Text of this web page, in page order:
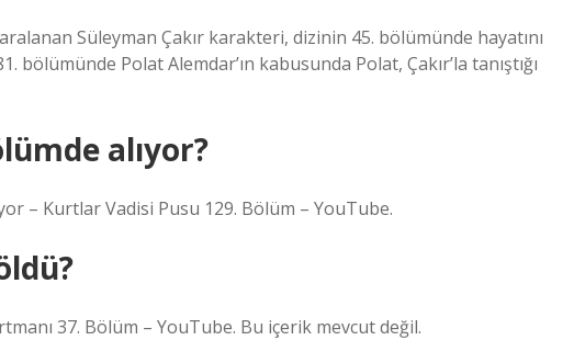
Süleyman Çakır karakteri, dizinin 45. bölümünde hayatını
Polat Alemdar’ın kabusunda Polat, Çakır’la tanıştığı
alıyor?
– Kurtlar Vadisi Pusu 129. Bölüm – YouTube.
37. Bölüm – YouTube. Bu içerik mevcut değil.